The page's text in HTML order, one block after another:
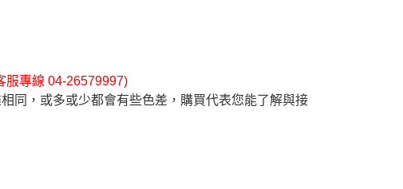
服專線 04-26579997)
同，或多或少都會有些色差，購買代表您能了解與接